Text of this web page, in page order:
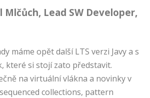
Mlčůch, Lead SW Developer,
máme opět další LTS verzi Javy a s
které si stojí zato představit.
na virtuální vlákna a novinky v
collections, pattern